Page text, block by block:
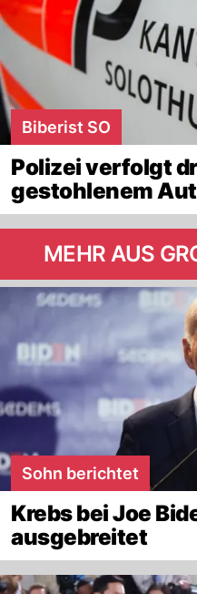
Biberist SO
Polizei verfolgt
gestohlenem
MEHR AUS
Sohn berichtet
Krebs bei Joe
ausgebreitet